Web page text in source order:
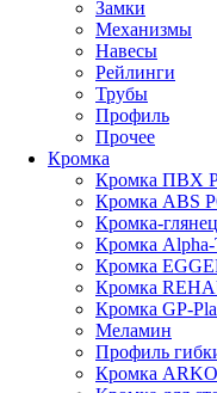
Замки
Механизмы
Навесы
Рейлинги
Трубы
Профиль
Прочее
Кромка
Кромка ПВХ
Кромка ABS
Кромка-глянец
Кромка Alpha-
Кромка
Кромка
Кромка GP-
Меламин
Профиль
Кромка